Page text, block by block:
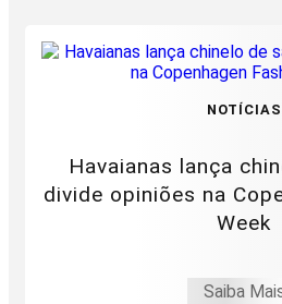
NOTÍCIAS
Havaianas lança
divide opiniões na
Week
Saiba